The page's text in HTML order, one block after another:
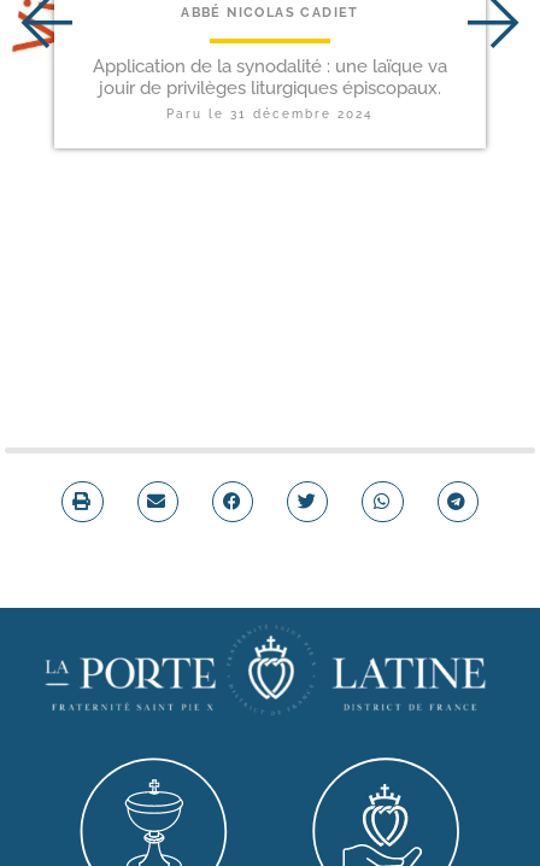
ABBÉ NICOLAS CADIET
Application de la synodalité : une laïque va
jouir de privilèges liturgiques épiscopaux.
Paru le 31 décembre 2024